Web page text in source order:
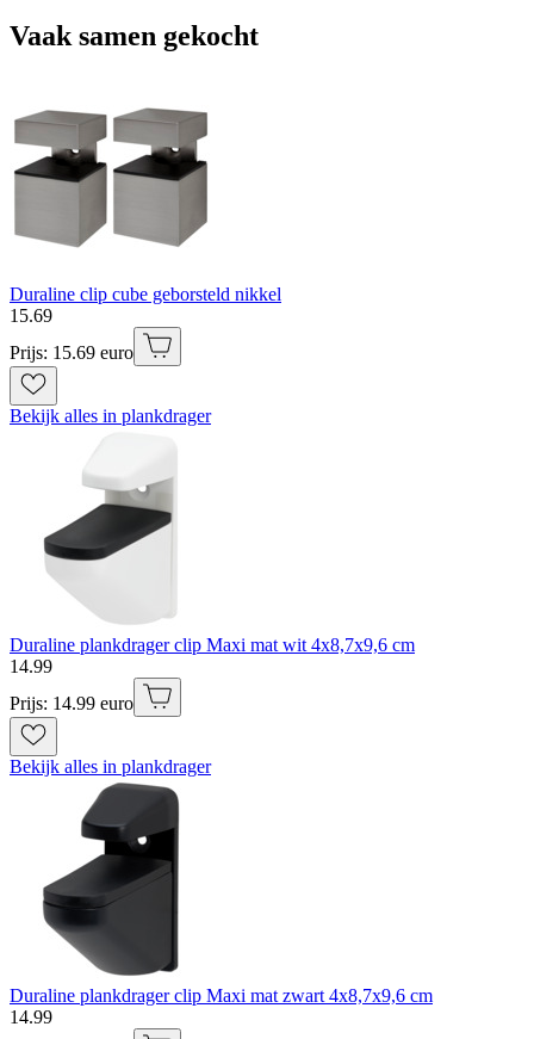
Vaak samen gekocht
Duraline clip cube geborsteld nikkel
15.69
Prijs: 15.69 euro
Bekijk alles in plankdrager
Duraline plankdrager clip Maxi mat wit 4x8,7x9,6 cm
14.99
Prijs: 14.99 euro
Bekijk alles in plankdrager
Duraline plankdrager clip Maxi mat zwart 4x8,7x9,6 cm
14.99